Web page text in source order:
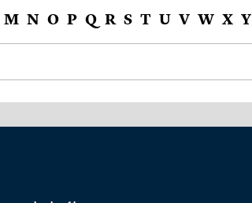
M N O P Q R S T U V W X Y